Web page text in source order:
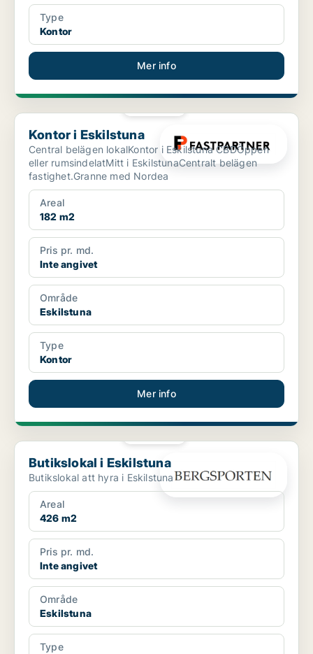
Type
Kontor
Mer info
Kontor i Eskilstuna
Kontor i Eskilstuna
Central belägen lokalKontor i Eskilstuna CBDÖppen
eller rumsindelatMitt i EskilstunaCentralt belägen
fastighet.Granne med Nordea
Areal
182 m2
Pris pr. md.
Inte angivet
Område
Eskilstuna
Type
Kontor
Mer info
Butikslokal i Eskilstuna
Butikslokal i Eskilstuna
Butikslokal att hyra i Eskilstuna
Areal
426 m2
Pris pr. md.
Inte angivet
Område
Eskilstuna
Type